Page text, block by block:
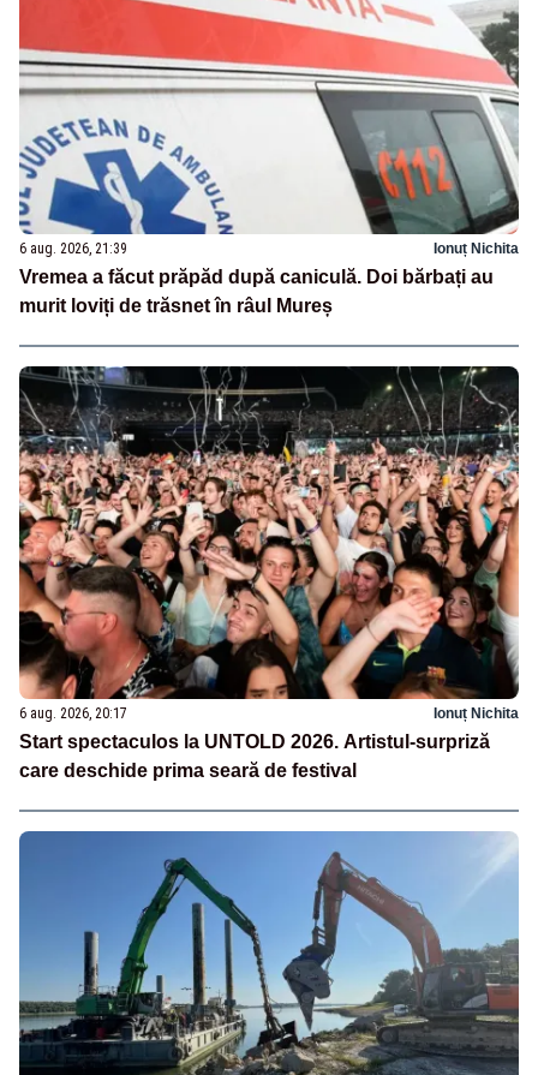
6 aug. 2026, 21:39 Ionuț Nichita
Vremea a făcut prăpăd după caniculă. Doi bărbați au
murit loviți de trăsnet în râul Mureș
6 aug. 2026, 20:17 Ionuț Nichita
Start spectaculos la UNTOLD 2026. Artistul-surpriză
care deschide prima seară de festival